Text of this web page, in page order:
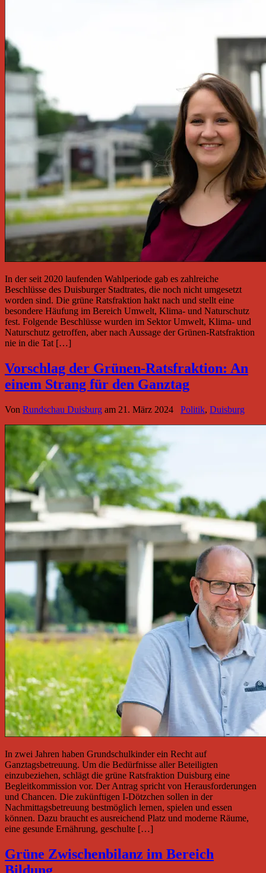
In der seit 2020 laufenden Wahlperiode gab es zahlreiche
Beschlüsse des Duisburger Stadtrates, die noch nicht umgesetzt
worden sind. Die grüne Ratsfraktion hakt nach und stellt eine
besondere Häufung im Bereich Umwelt, Klima- und Naturschutz
fest. Folgende Beschlüsse wurden im Sektor Umwelt, Klima- und
Naturschutz getroffen, aber nach Aussage der Grünen-Ratsfraktion
nie in die Tat […]
Vorschlag der Grünen-Ratsfraktion: An
einem Strang für den Ganztag
Von Rundschau Duisburg am 21. März 2024 Politik, Duisburg
In zwei Jahren haben Grundschulkinder ein Recht auf
Ganztagsbetreuung. Um die Bedürfnisse aller Beteiligten
einzubeziehen, schlägt die grüne Ratsfraktion Duisburg eine
Begleitkommission vor. Der Antrag spricht von Herausforderungen
und Chancen. Die zukünftigen I-Dötzchen sollen in der
Nachmittagsbetreuung bestmöglich lernen, spielen und essen
können. Dazu braucht es ausreichend Platz und moderne Räume,
eine gesunde Ernährung, geschulte […]
Grüne Zwischenbilanz im Bereich